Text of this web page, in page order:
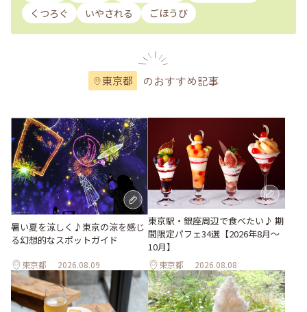
くつろぐ
いやされる ごほうび
東京都 のおすすめ記事
暑い夏を涼しく♪東京の涼を感じ
る幻想的なスポットガイド
東京都 2026.08.09
東京駅・銀座周辺で食べたい♪ 期
間限定パフェ34選【2026年8月～
10月】
東京都 2026.08.08